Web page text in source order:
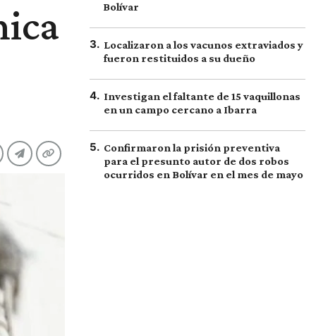
Bolívar
3. Localizaron a los vacunos extraviados y
fueron restituidos a su dueño
4. Investigan el faltante de 15 vaquillonas
en un campo cercano a Ibarra
5. Confirmaron la prisión preventiva
para el presunto autor de dos robos
ocurridos en Bolívar en el mes de mayo